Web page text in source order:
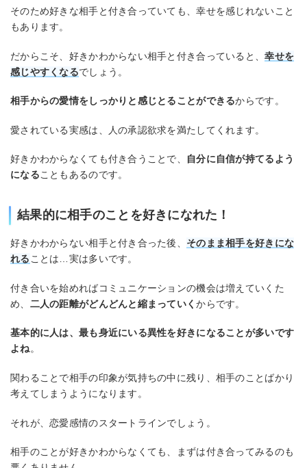
そのため好きな相手と付き合っていても、幸せを感じれないこと
もあります。
だからこそ、好きかわからない相手と付き合っていると、幸せを
感じやすくなるでしょう。
相手からの愛情をしっかりと感じとることができるからです。
愛されている実感は、人の承認欲求を満たしてくれます。
好きかわからなくても付き合うことで、
自分に自信が持てるよう
になることもあるのです。
結果的に相手のことを好きになれた！
好きかわからない相手と付き合った後、 そのまま相手を好きにな
れることは…実は多いです。
付き合いを始めればコミュニケーションの機会は増えていくた
め、 二人の距離がどんどんと縮まっていくからです。
基本的に人は、最も身近にいる異性を好きになることが多いです
よね。
関わることで相手の印象が気持ちの中に残り、相手のことばかり
考えてしまうようになります。
それが、恋愛感情のスタートラインでしょう。
相手のことが好きかわからなくても、まずは付き合ってみるのも